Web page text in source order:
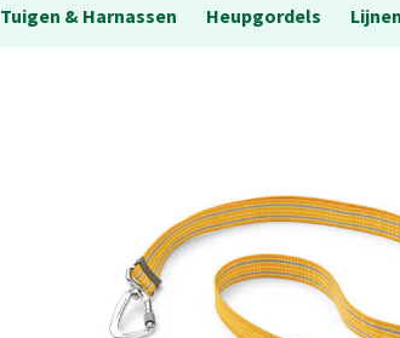
Tuigen & Harnassen Heupgordels Lijnen